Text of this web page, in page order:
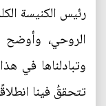
رئيس الكنيسة
الروحي، وأوضح
وتبادلناها في
تتحققُ فينا